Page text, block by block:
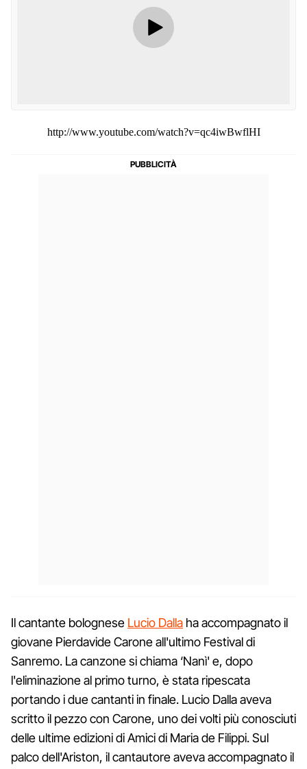
http://www.youtube.com/watch?v=qc4iwBwflHI
Il cantante bolognese Lucio Dalla ha accompagnato il
giovane Pierdavide Carone all'ultimo Festival di
Sanremo. La canzone si chiama ‘Nanì' e, dopo
l'eliminazione al primo turno, è stata ripescata
portando i due cantanti in finale. Lucio Dalla aveva
scritto il pezzo con Carone, uno dei volti più conosciuti
delle ultime edizioni di Amici di Maria de Filippi. Sul
palco dell'Ariston, il cantautore aveva accompagnato il